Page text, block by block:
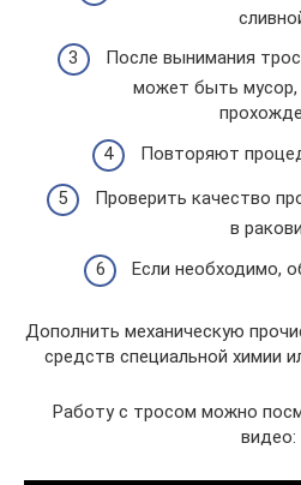
После вынимания
может быть мусор,
Повторяют
Проверить качество
в
Если необходимо,
Дополнить механическую
средств специальной химии
Работу с тросом можно
видео: